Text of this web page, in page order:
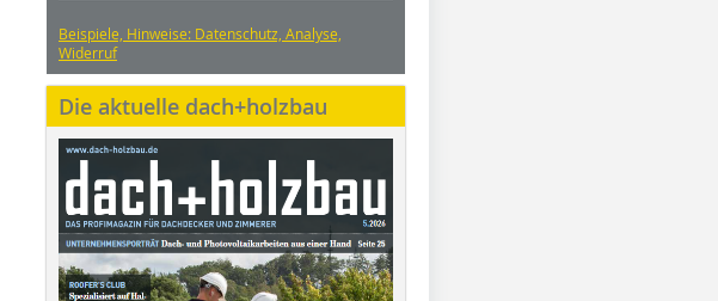
Beispiele, Hinweise: Datenschutz, Analyse,
Widerruf
Die aktuelle dach+holzbau